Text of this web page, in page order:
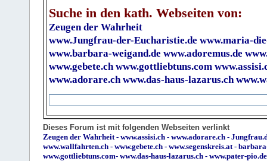
Suche in den kath. Webseiten von:
Zeugen der Wahrheit
www.Jungfrau-der-Eucharistie.de www.maria-
www.barbara-weigand.de www.adoremus.de
www.gebete.ch www.gottliebtuns.com
www.adorare.ch www.das-haus-lazarus.ch
Dieses Forum ist mit folgenden Webseiten verlinkt
Zeugen der Wahrheit - www.assisi.ch - www.adorare.ch -
www.wallfahrten.ch - www.gebete.ch - www.segenskreis.at -
www.gottliebtuns.com- www.das-haus-lazarus.ch - www.pater-pio.de